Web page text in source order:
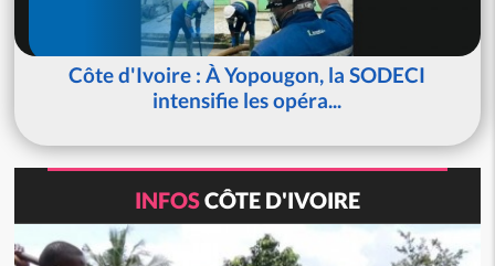
Côte d'Ivoire : À Yopougon, la SODECI
intensifie les opéra...
INFOSCÔTE D'IVOIRE